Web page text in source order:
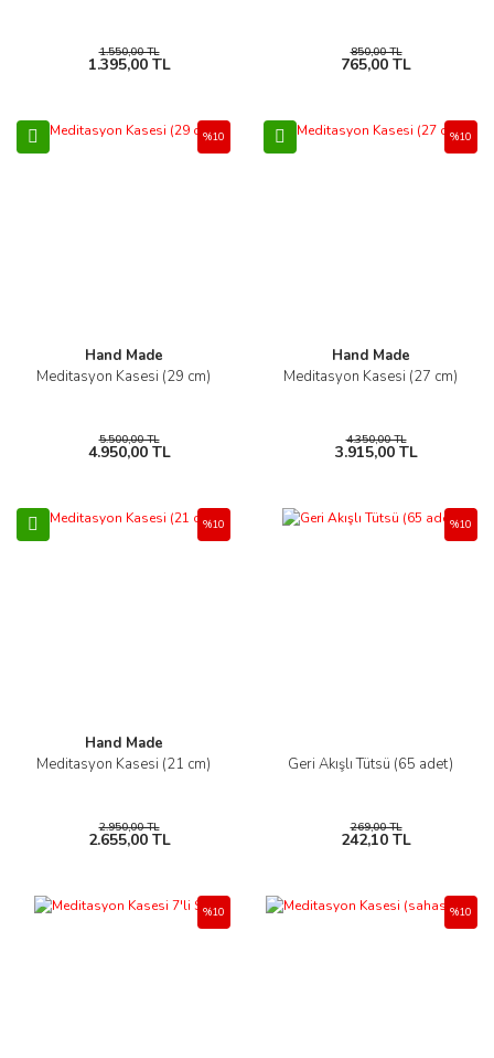
1.550,00 TL
1.395,00 TL
850,00 TL
765,00 TL
Hand Made
Meditasyon Kasesi (29 cm)
%10
5.500,00 TL
4.950,00 TL
Hand Made
Meditasyon Kasesi (27 cm)
%10
4.350,00 TL
3.915,00 TL
Hand Made
Meditasyon Kasesi (21 cm)
%10
2.950,00 TL
2.655,00 TL
Geri Akışlı Tütsü (65 adet)
%10
269,00 TL
242,10 TL
%10 %10